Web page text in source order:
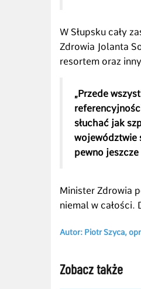
W Słupsku cały
Zdrowia Jolanta
resortem oraz
„Przede
słuchać jak
województwie
pewno
Minister Zdrowia
niemal w całości.
Autor: Piotr Szyca,
Zobacz także